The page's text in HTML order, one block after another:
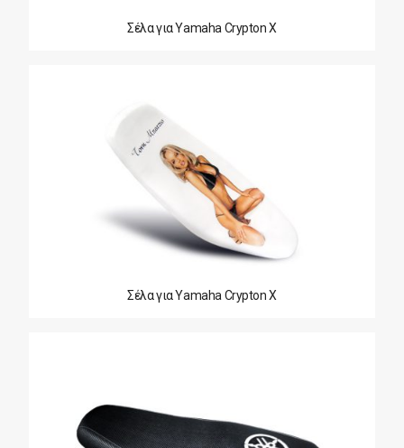
Σέλα για Yamaha Crypton X
Σέλα για Yamaha Crypton X